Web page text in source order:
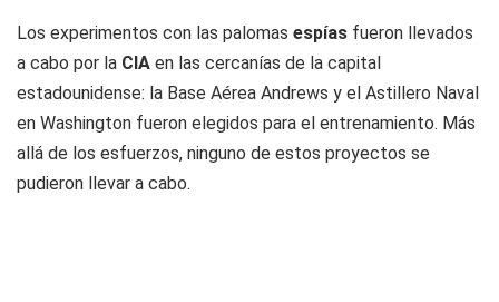
Los experimentos con las palomas espías fueron llevados
a cabo por la CIA en las cercanías de la capital
estadounidense: la Base Aérea Andrews y el Astillero Naval
en Washington fueron elegidos para el entrenamiento. Más
allá de los esfuerzos, ninguno de estos proyectos se
pudieron llevar a cabo.